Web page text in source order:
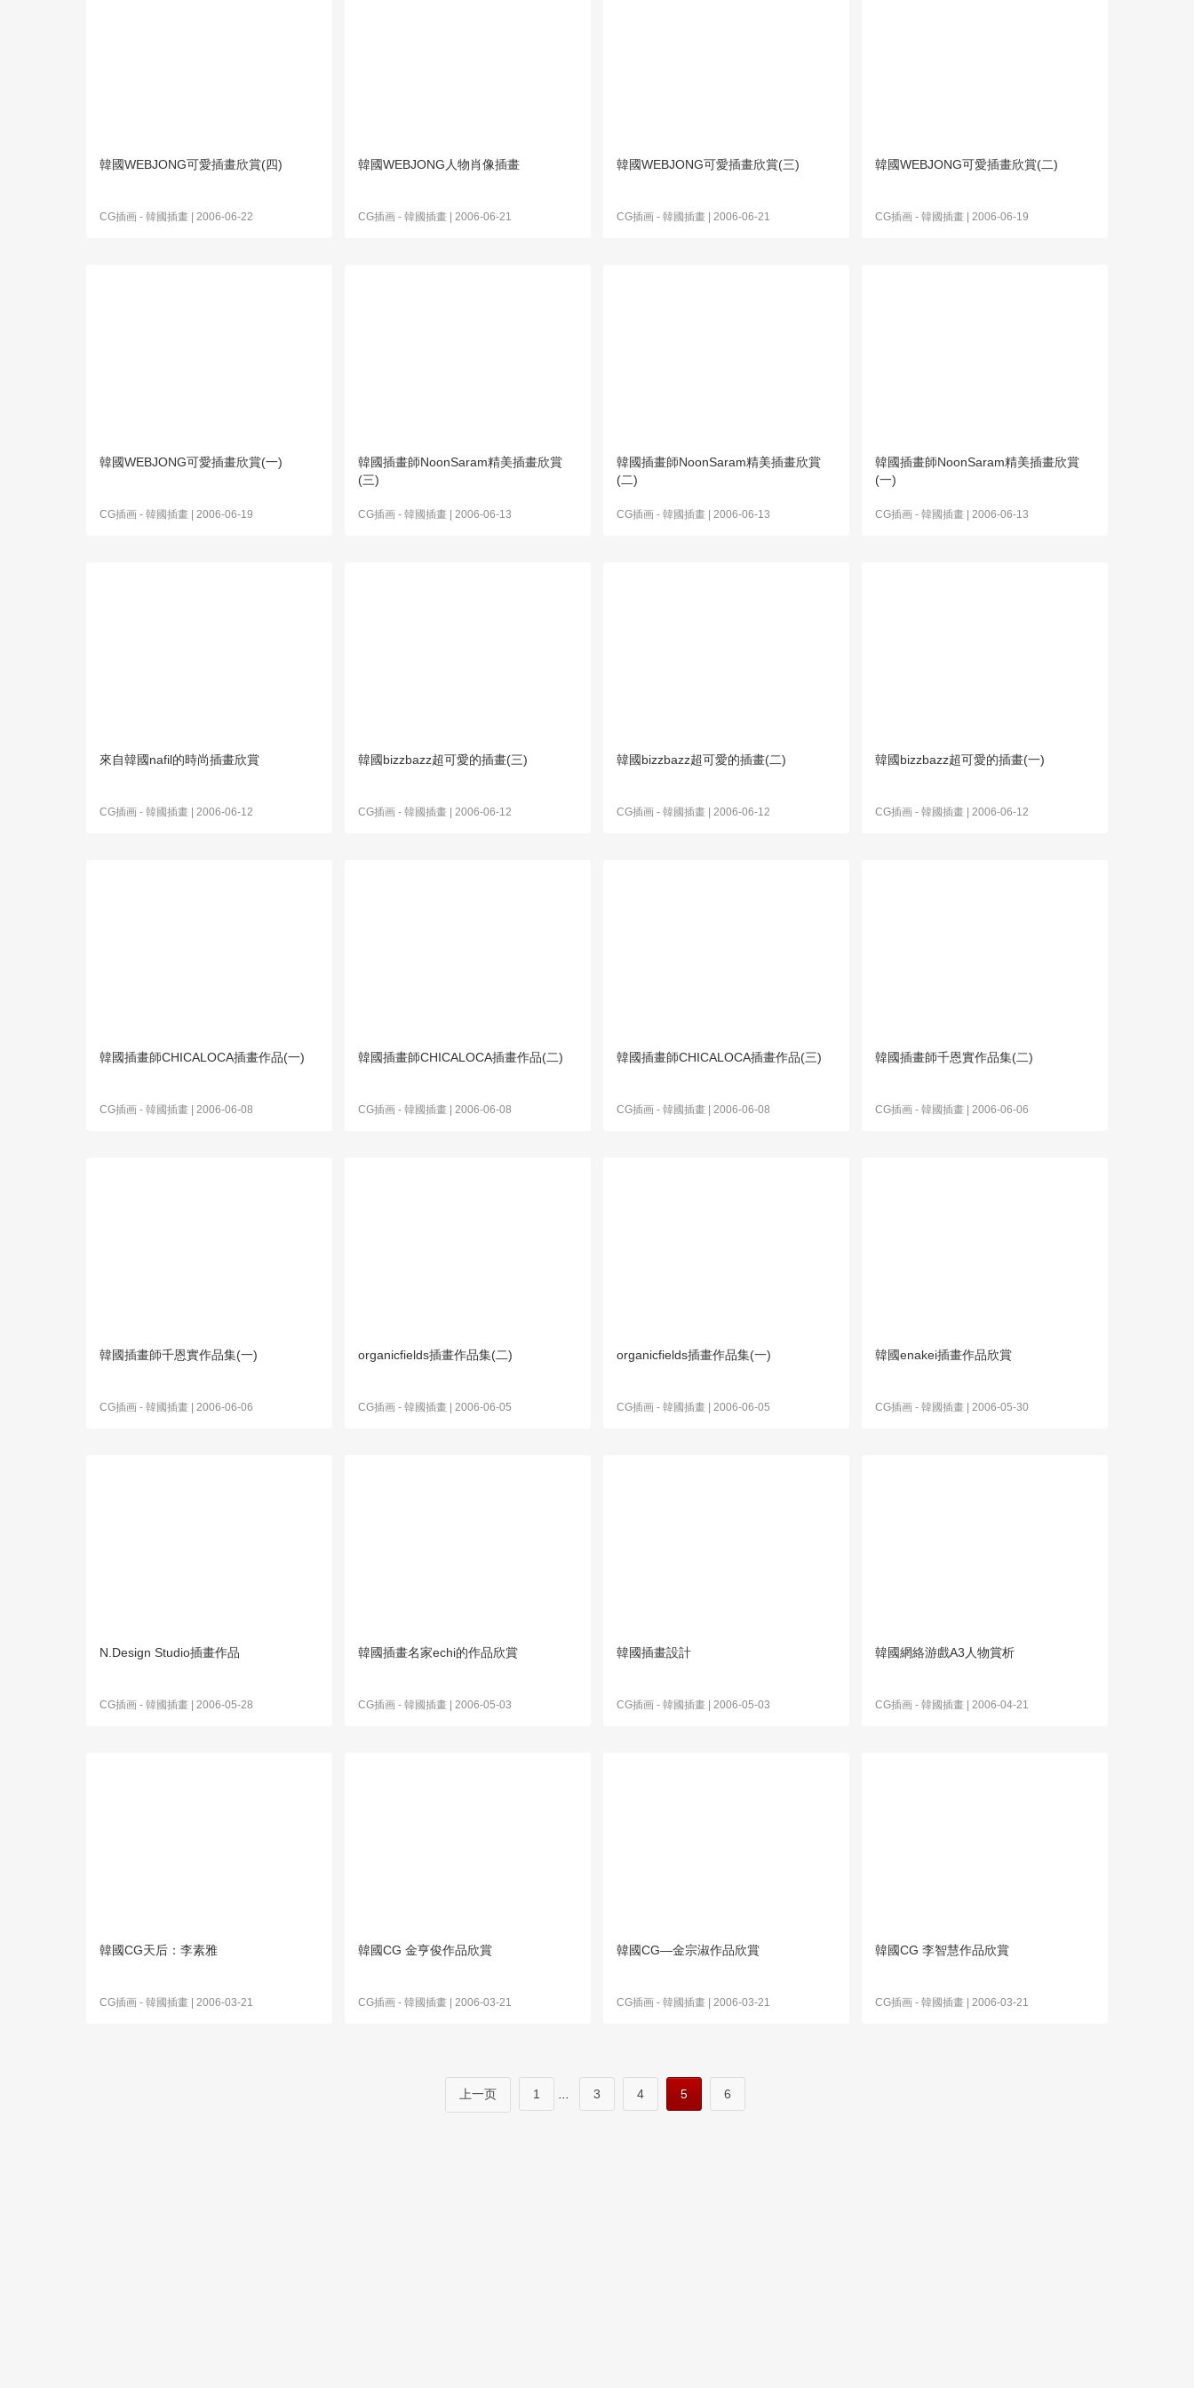
韓國WEBJONG可愛插畫欣賞(四)
CG插画 - 韓國插畫 | 2006-06-22
韓國WEBJONG人物肖像插畫
CG插画 - 韓國插畫 | 2006-06-21
韓國WEBJONG可愛插畫欣賞(三)
CG插画 - 韓國插畫 | 2006-06-21
韓國WEBJONG可愛插畫欣賞(二)
CG插画 - 韓國插畫 | 2006-06-19
韓國WEBJONG可愛插畫欣賞(一)
CG插画 - 韓國插畫 | 2006-06-19
韓國插畫師NoonSaram精美插畫欣賞
(三)
CG插画 - 韓國插畫 | 2006-06-13
韓國插畫師NoonSaram精美插畫欣賞
(二)
CG插画 - 韓國插畫 | 2006-06-13
韓國插畫師NoonSaram精美插畫欣賞
(一)
CG插画 - 韓國插畫 | 2006-06-13
來自韓國nafil的時尚插畫欣賞
CG插画 - 韓國插畫 | 2006-06-12
韓國bizzbazz超可愛的插畫(三)
CG插画 - 韓國插畫 | 2006-06-12
韓國bizzbazz超可愛的插畫(二)
CG插画 - 韓國插畫 | 2006-06-12
韓國bizzbazz超可愛的插畫(一)
CG插画 - 韓國插畫 | 2006-06-12
韓國插畫師CHICALOCA插畫作品(一)
CG插画 - 韓國插畫 | 2006-06-08
韓國插畫師CHICALOCA插畫作品(二)
CG插画 - 韓國插畫 | 2006-06-08
韓國插畫師CHICALOCA插畫作品(三)
CG插画 - 韓國插畫 | 2006-06-08
韓國插畫師千恩實作品集(二)
CG插画 - 韓國插畫 | 2006-06-06
韓國插畫師千恩實作品集(一)
CG插画 - 韓國插畫 | 2006-06-06
organicfields插畫作品集(二)
CG插画 - 韓國插畫 | 2006-06-05
organicfields插畫作品集(一)
CG插画 - 韓國插畫 | 2006-06-05
韓國enakei插畫作品欣賞
CG插画 - 韓國插畫 | 2006-05-30
N.Design Studio插畫作品
CG插画 - 韓國插畫 | 2006-05-28
韓國插畫名家echi的作品欣賞
CG插画 - 韓國插畫 | 2006-05-03
韓國插畫設計
CG插画 - 韓國插畫 | 2006-05-03
韓國網絡游戲A3人物賞析
CG插画 - 韓國插畫 | 2006-04-21
韓國CG天后：李素雅
CG插画 - 韓國插畫 | 2006-03-21
韓國CG 金亨俊作品欣賞
CG插画 - 韓國插畫 | 2006-03-21
韓國CG—金宗淑作品欣賞
CG插画 - 韓國插畫 | 2006-03-21
韓國CG 李智慧作品欣賞
CG插画 - 韓國插畫 | 2006-03-21
上一页 1 3 4 5 6